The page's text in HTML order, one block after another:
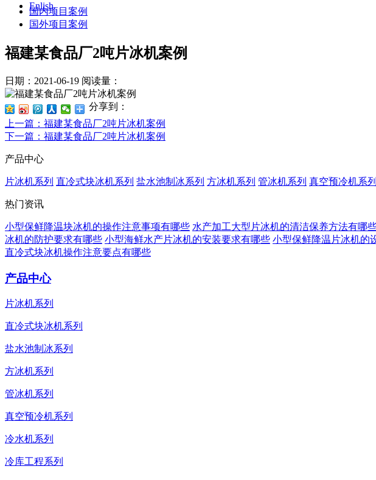
Enlish
国内项目案例
国外项目案例
福建某食品厂2吨片冰机案例
日期：2021-06-19 阅读量：
分享到：
上一篇 ：福建某食品厂2吨片冰机案例
下一篇 ：福建某食品厂2吨片冰机案例
产品中心
片冰机系列 直冷式块冰机系列 盐水池制冰系列 方冰机系列 管冰机系列 真空预冷机系列
热门资讯
小型保鲜降温块冰机的操作注意事项有哪些 水产加工大型片冰机的清洁保养方法有哪
冰机的防护要求有哪些 小型海鲜水产片冰机的安装要求有哪些 小型保鲜降温片冰机的
直冷式块冰机操作注意要点有哪些
产品中心
片冰机系列
直冷式块冰机系列
盐水池制冰系列
方冰机系列
管冰机系列
真空预冷机系列
冷水机系列
冷库工程系列